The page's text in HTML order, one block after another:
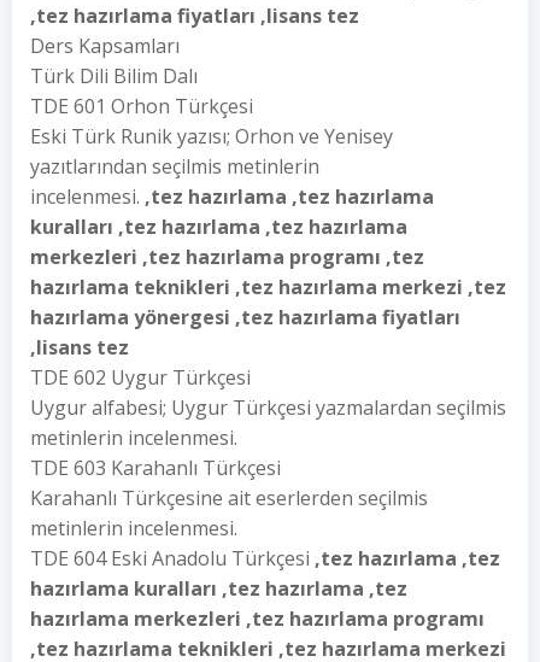
,tez hazırlama fiyatları ,lisans tez
Ders Kapsamları
Türk Dili Bilim Dalı
TDE 601 Orhon Türkçesi
Eski Türk Runik yazısı; Orhon ve Yenisey
yazıtlarından seçilmis metinlerin
incelenmesi. ,tez hazırlama ,tez hazırlama
kuralları ,tez hazırlama ,tez hazırlama
merkezleri ,tez hazırlama programı ,tez
hazırlama teknikleri ,tez hazırlama merkezi ,tez
hazırlama yönergesi ,tez hazırlama fiyatları
,lisans tez
TDE 602 Uygur Türkçesi
Uygur alfabesi; Uygur Türkçesi yazmalardan seçilmis
metinlerin incelenmesi.
TDE 603 Karahanlı Türkçesi
Karahanlı Türkçesine ait eserlerden seçilmis
metinlerin incelenmesi.
TDE 604 Eski Anadolu Türkçesi ,tez hazırlama ,tez
hazırlama kuralları ,tez hazırlama ,tez
hazırlama merkezleri ,tez hazırlama programı
,tez hazırlama teknikleri ,tez hazırlama merkezi